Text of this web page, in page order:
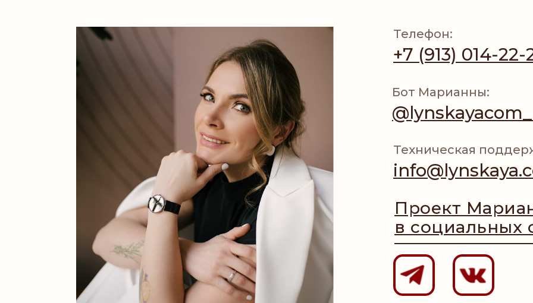
Телефон:
+7 (913) 014-22-
Бот Марианны:
Техническая
Проект
в социальных